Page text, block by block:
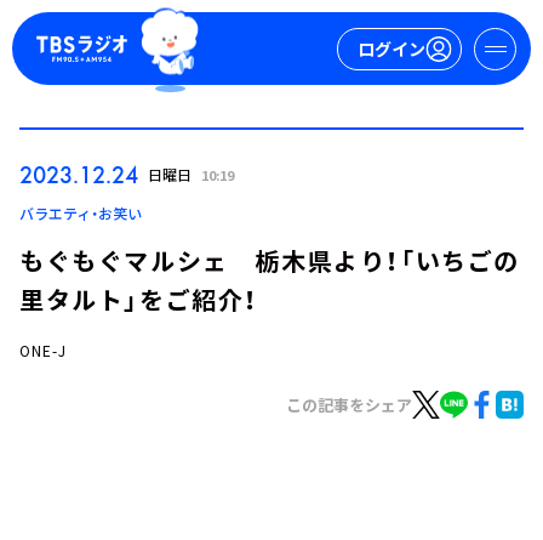
ログイン
ログイン
2023.12.24 日曜日 10:19
バラエティ・お笑い
もぐもぐマルシェ 栃木県より！「いちごの
里タルト」をご紹介！
ONE-J
この記事をシェア